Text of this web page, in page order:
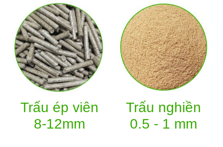
Trấu ép viên
8-12mm
Trấu nghiền
0.5 - 1 mm